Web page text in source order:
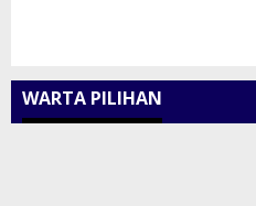
WARTA PILIHAN